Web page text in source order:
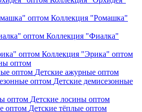
Коллекция "Ромашка"
Коллекция "Фиалка"
Коллекция "Эрика" оптом
оптом
Детские ажурные оптом
Детские демисезонные
Детские лосины оптом
Детские тёплые оптом